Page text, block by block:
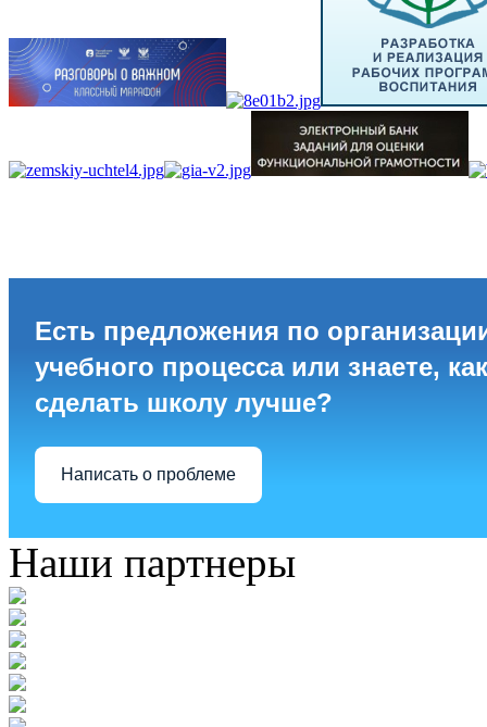
Есть предложения по
учебного процесса или знаете, как
сделать школу лучше?
Написать о проблеме
Наши партнеры